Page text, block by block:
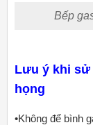
Bếp
Lưu ý khi sử
họng
•Không để bình